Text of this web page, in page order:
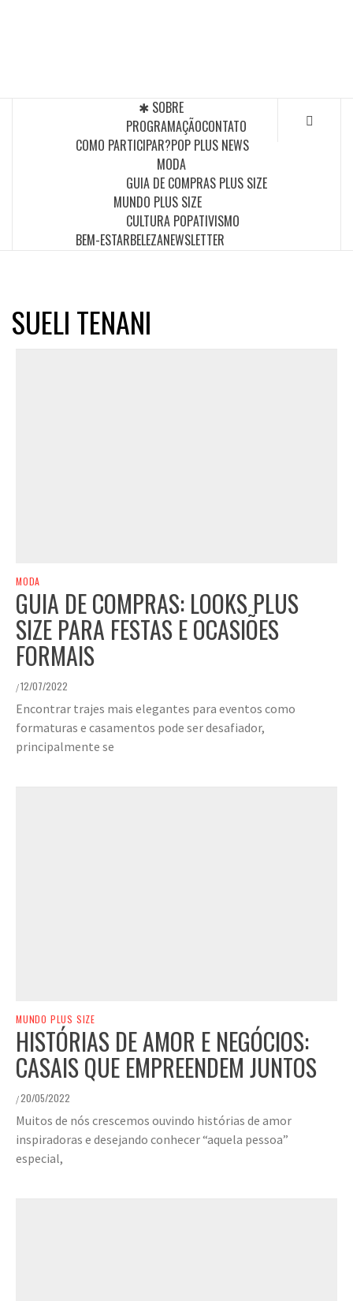
✱ SOBRE
PROGRAMAÇÃOCONTATO
COMO PARTICIPAR?POP PLUS NEWS
MODA
GUIA DE COMPRAS PLUS SIZE
MUNDO PLUS SIZE
CULTURA POPATIVISMO
BEM-ESTARBELEZANEWSLETTER
SUELI TENANI
MODA
GUIA DE COMPRAS: LOOKS PLUS
SIZE PARA FESTAS E OCASIÕES
FORMAIS
/12/07/2022
Encontrar trajes mais elegantes para eventos como
formaturas e casamentos pode ser desafiador,
principalmente se
MUNDO PLUS SIZE
HISTÓRIAS DE AMOR E NEGÓCIOS:
CASAIS QUE EMPREENDEM JUNTOS
/20/05/2022
Muitos de nós crescemos ouvindo histórias de amor
inspiradoras e desejando conhecer “aquela pessoa”
especial,